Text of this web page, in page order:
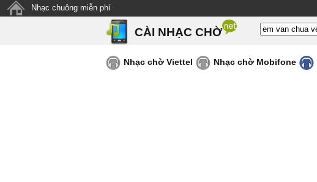
Nhạc chuông miễn phí
CÀI NHẠC CHỜ
Nhạc chờ Viettel Nhạc chờ Mobifone